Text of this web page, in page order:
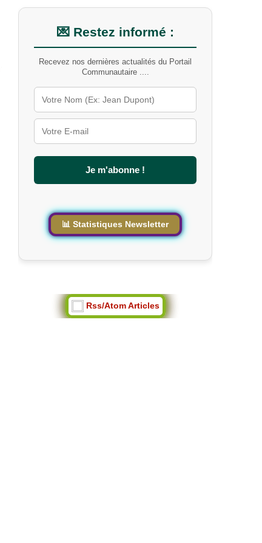
💌 Restez informé :
Recevez nos dernières actualités du Portail
Communautaire ....
Je m'abonne !
📊 Statistiques Newsletter
Rss/Atom Articles